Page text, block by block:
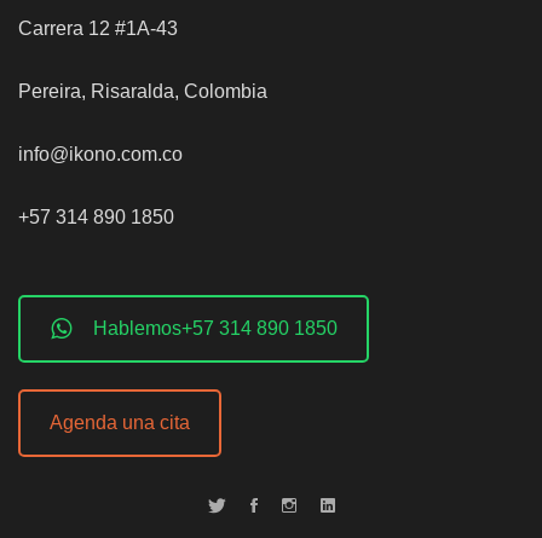
Carrera 12 #1A-43
Pereira, Risaralda, Colombia
info@ikono.com.co
+57 314 890 1850
Hablemos+57 314 890 1850
Agenda una cita